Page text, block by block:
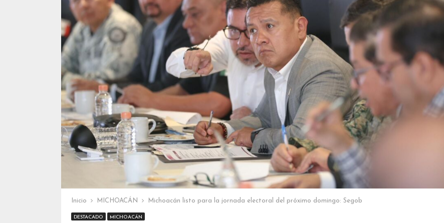
Inicio MICHOACÁN Michoacán listo para la jornada electoral del próximo domingo: Segob
DESTACADO MICHOACÁN